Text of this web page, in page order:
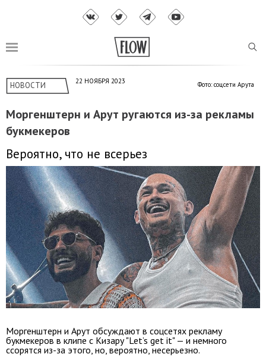
НОВОСТИ 22 НОЯБРЯ 2023 Фото: соцсети Арута
Моргенштерн и Арут ругаются из-за рекламы
букмекеров
Вероятно, что не всерьез
Моргенштерн и Арут обсуждают в соцсетях рекламу
букмекеров в клипе с Кизару "Let’s get it" — и немного
ссорятся из-за этого, но, вероятно, несерьезно.